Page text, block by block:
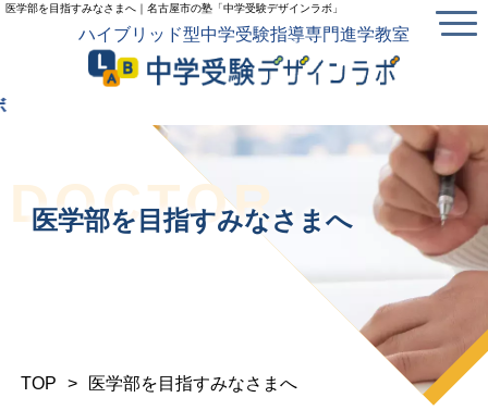
医学部を目指すみなさまへ｜名古屋市の塾「中学受験デザインラボ」
ハイブリッド型中学受験指導専門進学教室
DOCTOR
医学部を目指すみなさまへ
TOP > 医学部を目指すみなさまへ